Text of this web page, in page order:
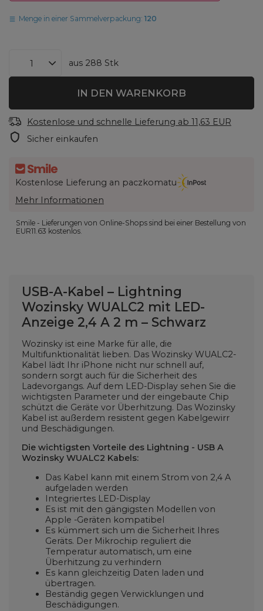
Menge in einer Sammelverpackung:120
aus 288 Stk
IN DEN WARENKORB
Kostenlose und schnelle Lieferung ab 11,63 EUR
Sicher einkaufen
Kostenlose Lieferung an paczkomatu
Mehr Informationen
Smile - Lieferungen von Online-Shops sind bei einer Bestellung von
EUR11.63 kostenlos.
USB-A-Kabel – Lightning
Wozinsky WUALC2 mit LED-
Anzeige 2,4 A 2 m – Schwarz
Wozinsky ist eine Marke für alle, die
Multifunktionalität lieben. Das Wozinsky WUALC2-
Kabel lädt Ihr iPhone nicht nur schnell auf,
sondern sorgt auch für die Sicherheit des
Ladevorgangs. Auf dem LED-Display sehen Sie die
wichtigsten Parameter und der eingebaute Chip
schützt die Geräte vor Überhitzung. Das Wozinsky
Kabel ist außerdem resistent gegen Kabelgewirr
und Beschädigungen.
Die wichtigsten Vorteile des Lightning - USB A
Wozinsky WUALC2 Kabels:
Das Kabel kann mit einem Strom von 2,4 A
aufgeladen werden
Integriertes LED-Display
Es ist mit den gängigsten Modellen von
Apple -Geräten kompatibel
Es kümmert sich um die Sicherheit Ihres
Geräts. Der Mikrochip reguliert die
Temperatur automatisch, um eine
Überhitzung zu verhindern
Es kann gleichzeitig Daten laden und
übertragen.
Beständig gegen Verwicklungen und
Beschädigungen.